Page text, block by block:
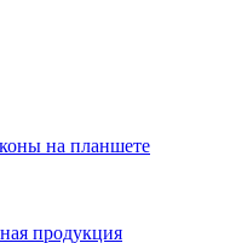
на планшете
продукция